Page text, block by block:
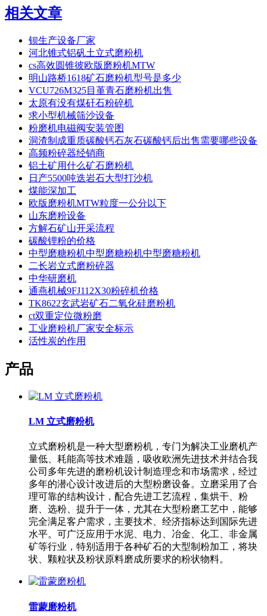
相关文章
钡生产设备厂家
河北锥式铝矾土立式磨粉机
cs高效圆锥彼欧版磨粉机MTW
明山路桥1618矿石磨粉机型号是多少
VCU726M325目堇青石磨粉机出售
太原有没有煤矸石粉碎机
求小型机械筛沙设备
粉磨机电磁阀安装管图
洞渣制成重质碳酸钙石灰石碳酸钙后出售需要哪些设备
高频粉碎器经销商
铝土矿用什么矿石磨粉机
日产5500吨迭岩石大型打沙机
煤能深加工
欧版磨粉机MTW粒度一公分以下
山东磨粉设备
方解石矿山开采流程
碳酸锂粉的价格
中型磨糖粉机中型磨糖粉机中型磨糖粉机
二长岩立式磨粉碎器
中华研磨机
通燕机械9FJ112X30粉碎机价格
TK8622玄武岩矿石二氧化硅磨粉机
ct双重定位微粉磨
工业磨粉机厂家安全标示
活性炭的作用
产品
LM 立式磨粉机
立式磨粉机是一种大型磨粉机，专门为解决工业磨机产
量低、耗能高等技术难题，吸收欧洲先进技术并结合我
公司多年先进的磨粉机设计制造理念和市场需求，经过
多年的潜心设计改进后的大型粉磨设备。立磨采用了合
理可靠的结构设计，配合先进工艺流程，集烘干、粉
磨、选粉、提升于一体，尤其在大型粉磨工艺中，能够
完全满足客户需求，主要技术、经济指标达到国际先进
水平。可广泛应用于水泥、电力、冶金、化工、非金属
矿等行业，特别适用于各种矿石的大型制粉加工，将块
状、颗粒状及粉状原料磨成所要求的粉状物料。
雷蒙磨粉机